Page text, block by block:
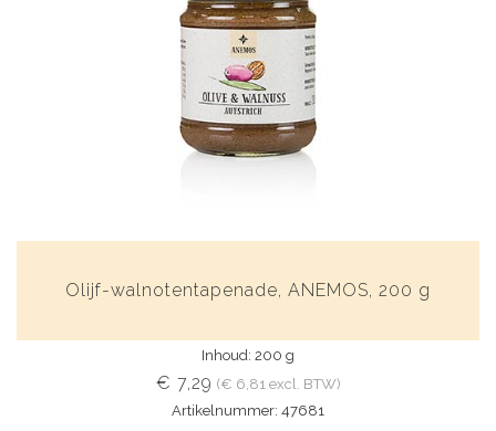
Olijf-walnotentapenade, ANEMOS, 200 g
Inhoud: 200 g
€ 7,29 (€ 6,81 excl. BTW)
Artikelnummer: 47681